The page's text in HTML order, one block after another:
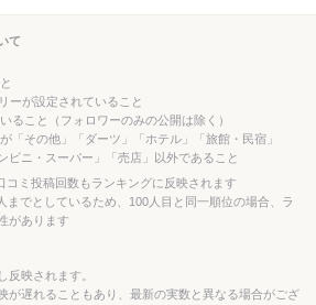
て
ーが設定されていること
ること（フォロワーのみの公開は除く）
「その他」「ダーツ」「ホテル」「旅館・民宿」
ビニ・スーパー」「売店」以外であること
コミ投稿回数もランキングに反映されます
までとしているため、100人目と同一順位の場合、ラ
があります
反映されます。
が遅れることもあり、最新の実数と異なる場合がござ